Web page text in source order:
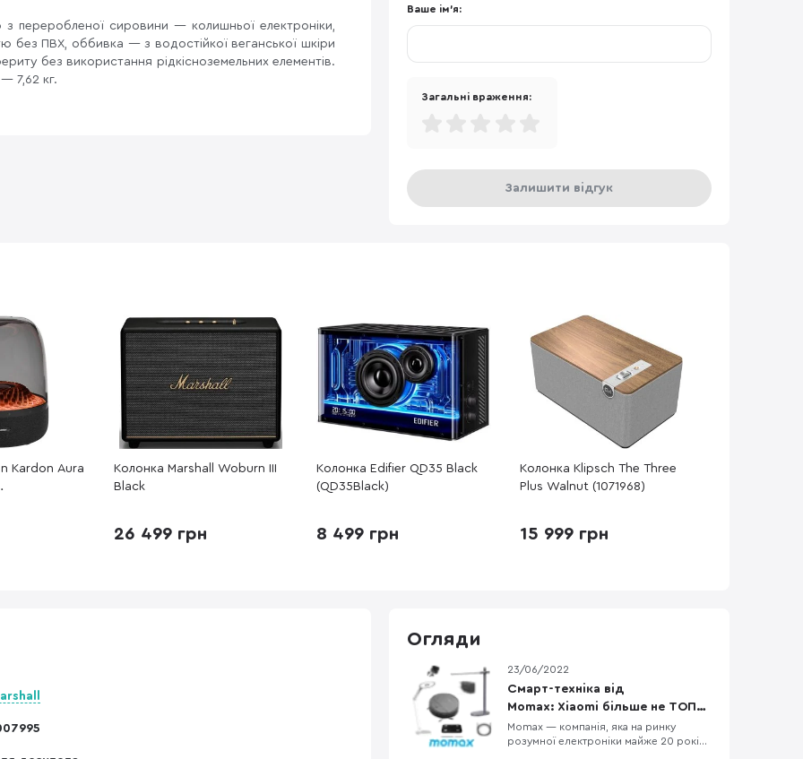
переробленої сировини — колишньої електроніки,
без ПВХ, оббивка — з водостійкої веганської шкіри
без використання рідкісноземельних елементів.
7,62 кг.
Ваше ім'я:
Загальні враження:
Залишити відгук
Kardon Aura
Колонка Marshall Woburn III
Black
26 499 грн
Колонка Edifier QD35 Black
(QD35Black)
8 499 грн
Колонка Klipsch The Three
Plus Walnut (1071968)
15 999 грн
Огляди
23/06/2022
Смарт-техніка від
Momax: Xiaomi більше не ТОП
за свої гроші?
Momax — компанія, яка на ринку
розумної електроніки майже 20 років